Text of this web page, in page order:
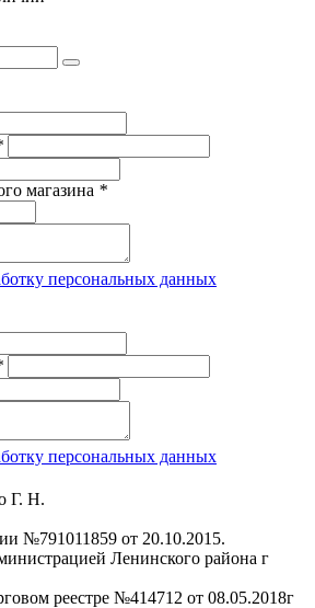
магазина *
персональных данных
персональных данных
Г. Н.
№791011859 от 20.10.2015.
Ленинского района г
реестре №414712 от 08.05.2018г